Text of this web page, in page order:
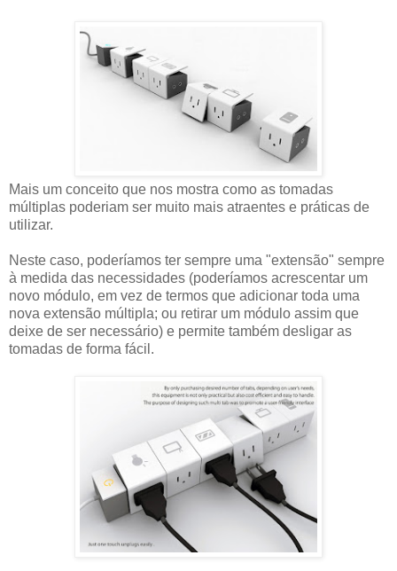
Mais um conceito que nos mostra como as tomadas
múltiplas poderiam ser muito mais atraentes e práticas de
utilizar.
Neste caso, poderíamos ter sempre uma "extensão" sempre
à medida das necessidades (poderíamos acrescentar um
novo módulo, em vez de termos que adicionar toda uma
nova extensão múltipla; ou retirar um módulo assim que
deixe de ser necessário) e permite também desligar as
tomadas de forma fácil.